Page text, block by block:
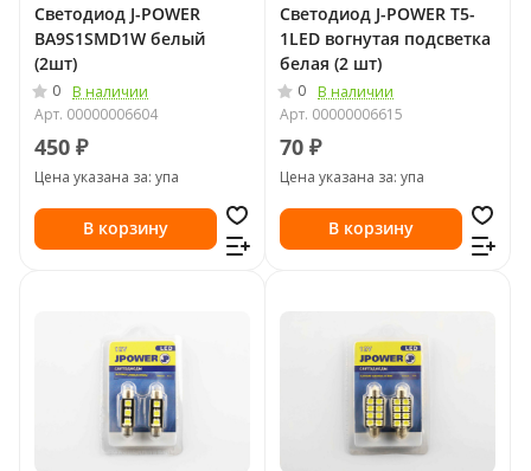
Светодиод J-POWER
BA9S1SMD1W белый
(2шт)
0
В наличии
Арт. 00000006604
450 ₽
Цена указана за: упа
В корзину
Светодиод J-POWER T5-
1LED вогнутая подсветка
белая (2 шт)
0
В наличии
Арт. 00000006615
70 ₽
Цена указана за: упа
В корзину